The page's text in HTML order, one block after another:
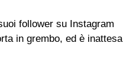
follower su Instagram
in grembo, ed è inattesa